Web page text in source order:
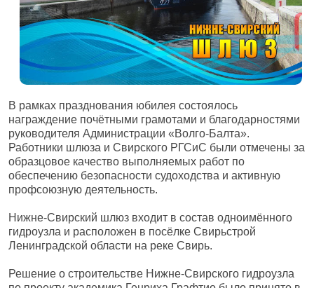
В рамках празднования юбилея состоялось
награждение почётными грамотами и благодарностями
руководителя Администрации «Волго-Балта».
Работники шлюза и Свирского РГСиС были отмечены за
образцовое качество выполняемых работ по
обеспечению безопасности судоходства и активную
профсоюзную деятельность.
Нижне-Свирский шлюз входит в состав одноимённого
гидроузла и расположен в посёлке Свирьстрой
Ленинградской области на реке Свирь.
Решение о строительстве Нижне-Свирского гидроузла